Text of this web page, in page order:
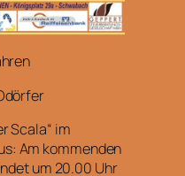
Scala“ im
Am kommenden
um 20.00 Uhr